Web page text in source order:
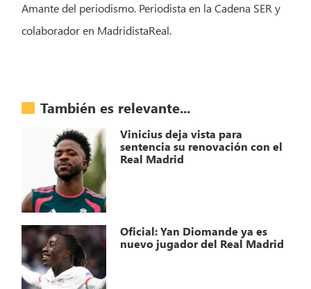
Amante del periodismo. Periodista en la Cadena SER y
colaborador en MadridistaReal.
También es relevante...
Vinicius deja vista para
sentencia su renovación con el
Real Madrid
Oficial: Yan Diomande ya es
nuevo jugador del Real Madrid